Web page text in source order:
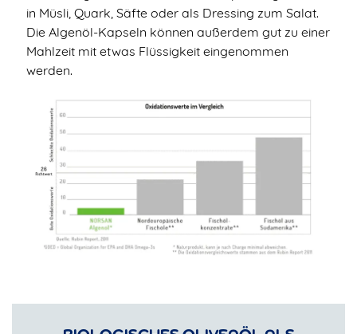
in Müsli, Quark, Säfte oder als Dressing zum Salat.
Die Algenöl-Kapseln können außerdem gut zu einer
Mahlzeit mit etwas Flüssigkeit eingenommen
werden.